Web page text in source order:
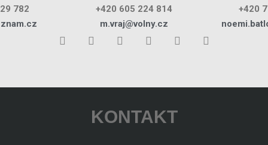
782
+420 605 224 814
m.vraj@volny.cz
+420
KONTAKT